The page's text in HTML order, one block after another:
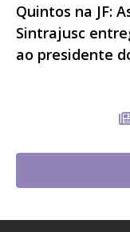
Quintos na JF:
Sintrajusc
ao presidente